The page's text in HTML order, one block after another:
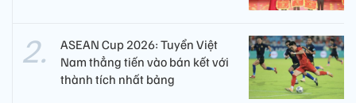
ASEAN Cup 2026: Tuyển Việt
Nam thẳng tiến vào bán kết với
thành tích nhất bảng